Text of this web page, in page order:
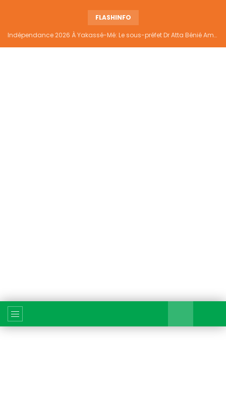
FLASHINFO
Indépendance 2026 À Yakassé-Mé: Le sous-préfet Dr Atta Bénié Amédé appelle à l’unité, à la sécurité et au développement